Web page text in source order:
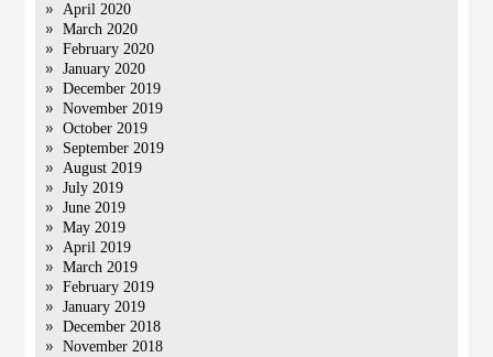
April 2020
March 2020
February 2020
January 2020
December 2019
November 2019
October 2019
September 2019
August 2019
July 2019
June 2019
May 2019
April 2019
March 2019
February 2019
January 2019
December 2018
November 2018